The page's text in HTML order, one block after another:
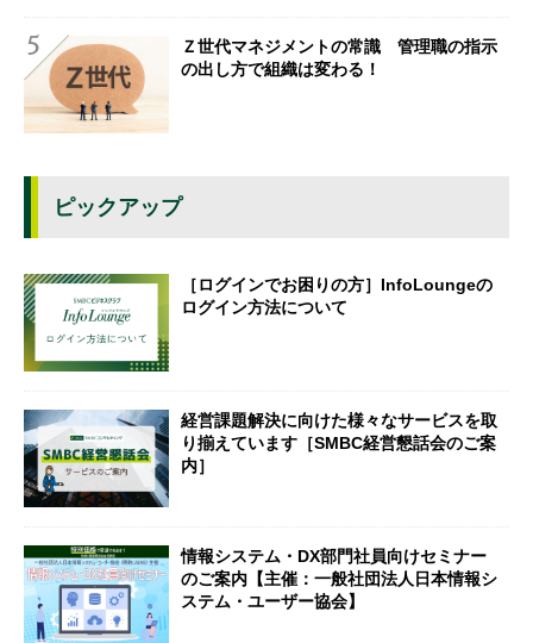
Ｚ世代マネジメントの常識 管理職の指示
の出し方で組織は変わる！
ピックアップ
［ログインでお困りの方］InfoLoungeの
ログイン方法について
経営課題解決に向けた様々なサービスを取
り揃えています［SMBC経営懇話会のご案
内］
情報システム・DX部門社員向けセミナー
のご案内【主催：一般社団法人日本情報シ
ステム・ユーザー協会】